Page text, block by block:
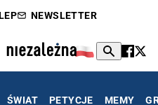
NEWSLETTER
ŚWIAT PETYCJE MEMY